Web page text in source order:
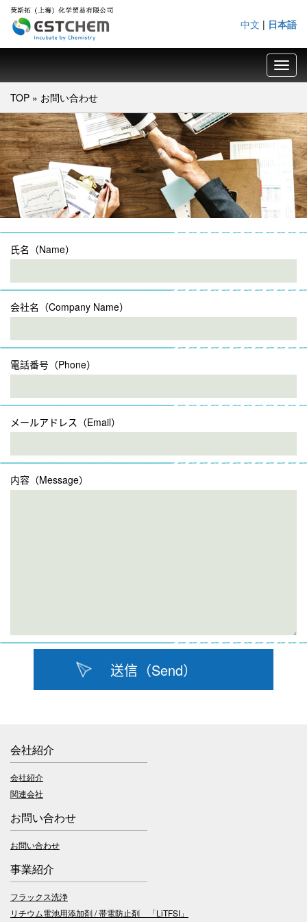
中文 | 日本語
TOP » お問い合わせ
氏名（Name）
会社名（Company Name）
電話番号（Phone）
メールアドレス（Email）
内容（Message）
会社紹介
会社紹介
関連会社
お問い合わせ
お問い合わせ
事業紹介
フラックス洗浄
リチウム電池用添加剤 / 帯電防止剤 「LiTFSI」